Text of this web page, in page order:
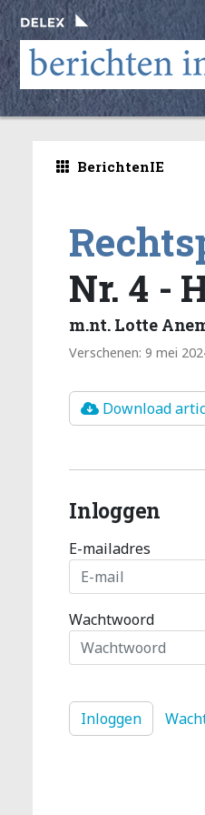
BerichtenIE
Nr. 4 -
m.nt. Lotte
Verschenen: 9 mei
Download
Inloggen
E-mailadres
Wachtwoord